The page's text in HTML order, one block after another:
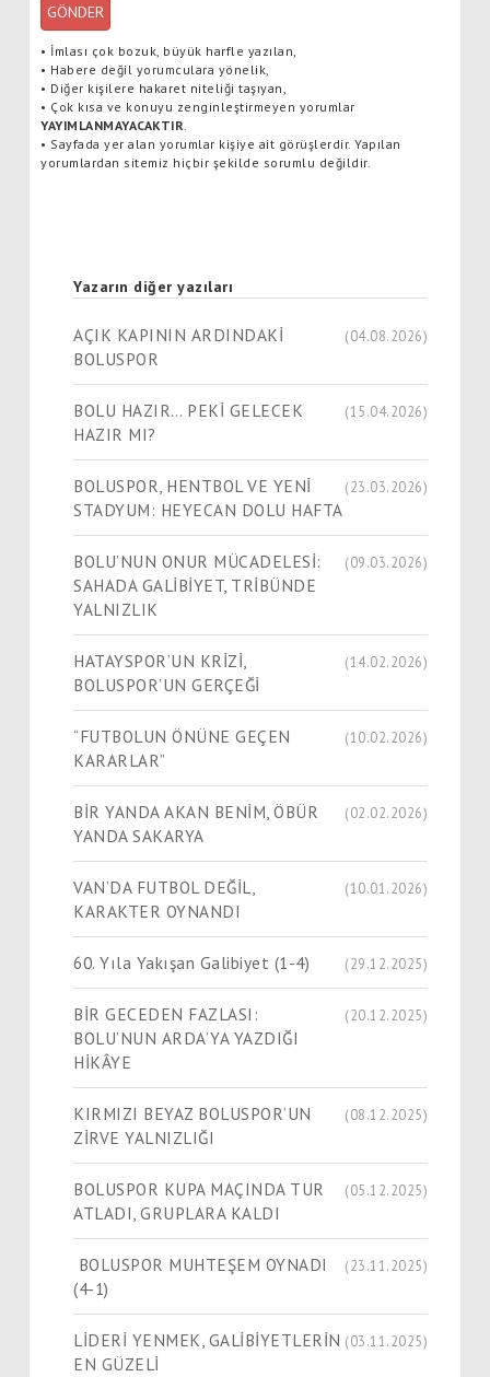
GÖNDER
• İmlası çok bozuk, büyük harfle yazılan,
• Habere değil yorumculara yönelik,
• Diğer kişilere hakaret niteliği taşıyan,
• Çok kısa ve konuyu zenginleştirmeyen yorumlar
YAYIMLANMAYACAKTIR
• Sayfada yer alan yorumlar kişiye ait görüşlerdir. Yapılan
yorumlardan sitemiz hiçbir şekilde sorumlu değildir.
Yazarın diğer yazıları
AÇIK KAPININ ARDINDAKİ
BOLUSPOR
(04.08.2026)
BOLU HAZIR… PEKİ GELECEK
HAZIR MI?
(15.04.2026)
BOLUSPOR, HENTBOL VE YENİ
STADYUM: HEYECAN DOLU HAFTA
(23.03.2026)
BOLU’NUN ONUR MÜCADELESİ:
SAHADA GALİBİYET, TRİBÜNDE
YALNIZLIK
(09.03.2026)
HATAYSPOR’UN KRİZİ,
BOLUSPOR’UN GERÇEĞİ
(14.02.2026)
“FUTBOLUN ÖNÜNE GEÇEN
KARARLAR”
(10.02.2026)
BİR YANDA AKAN BENİM, ÖBÜR
YANDA SAKARYA
(02.02.2026)
VAN’DA FUTBOL DEĞİL,
KARAKTER OYNANDI
(10.01.2026)
60. Yıla Yakışan Galibiyet (1-4) (29.12.2025)
BİR GECEDEN FAZLASI:
BOLU’NUN ARDA’YA YAZDIĞI
HİKÂYE
(20.12.2025)
KIRMIZI BEYAZ BOLUSPOR’UN
ZİRVE YALNIZLIĞI
(08.12.2025)
BOLUSPOR KUPA MAÇINDA TUR
ATLADI, GRUPLARA KALDI
(05.12.2025)
BOLUSPOR MUHTEŞEM OYNADI
(4-1)
(23.11.2025)
LİDERİ YENMEK, GALİBİYETLERİN
EN GÜZELİ
(03.11.2025)